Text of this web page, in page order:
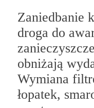
Zaniedbanie
droga do
obniżają
Wymiana
łopatek,